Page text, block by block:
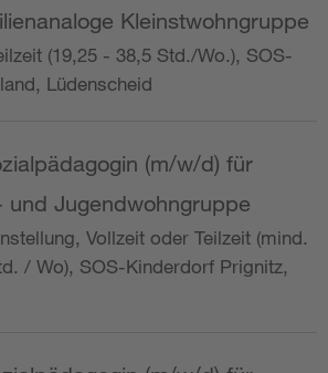
Kleinstwohngruppe
(19,25 - 38,5 Std./Wo.), SOS-
Lüdenscheid
(m/w/d) für
und Jugendwohngruppe
Vollzeit oder Teilzeit (mind.
/ Wo), SOS-Kinderdorf Prignitz,